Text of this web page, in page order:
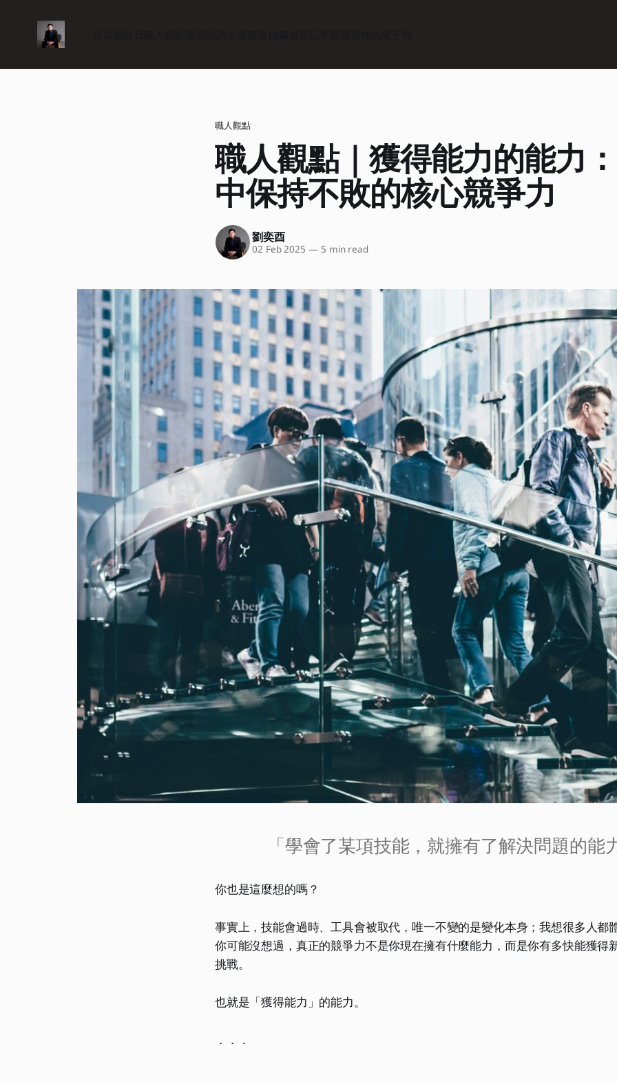
職人觀點
職人觀點｜獲得能力的能力
中保持不敗的核心競爭力
劉奕酉
02 Feb 2025 — 5 min read
「學會了某項技能，就擁有了解決問題的能
你也是這麼想的嗎？
事實上，技能會過時、工具會被取代，唯一不變的是變化本身；我想很多人都
你可能沒想過，真正的競爭力不是你現在擁有什麼能力，而是你有多快能獲得
挑戰。
也就是「獲得能力」的能力。
．．．